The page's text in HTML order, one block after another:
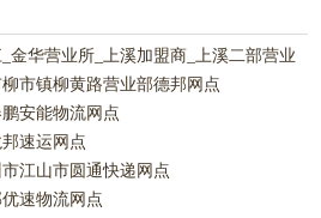
金华营业所_上溪加盟商_上溪二部营业
市镇柳黄路营业部德邦网点
安能物流网点
速运网点
江山市圆通快递网点
速物流网点